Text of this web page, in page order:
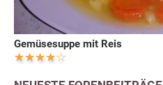
Gemüsesuppe mit Reis